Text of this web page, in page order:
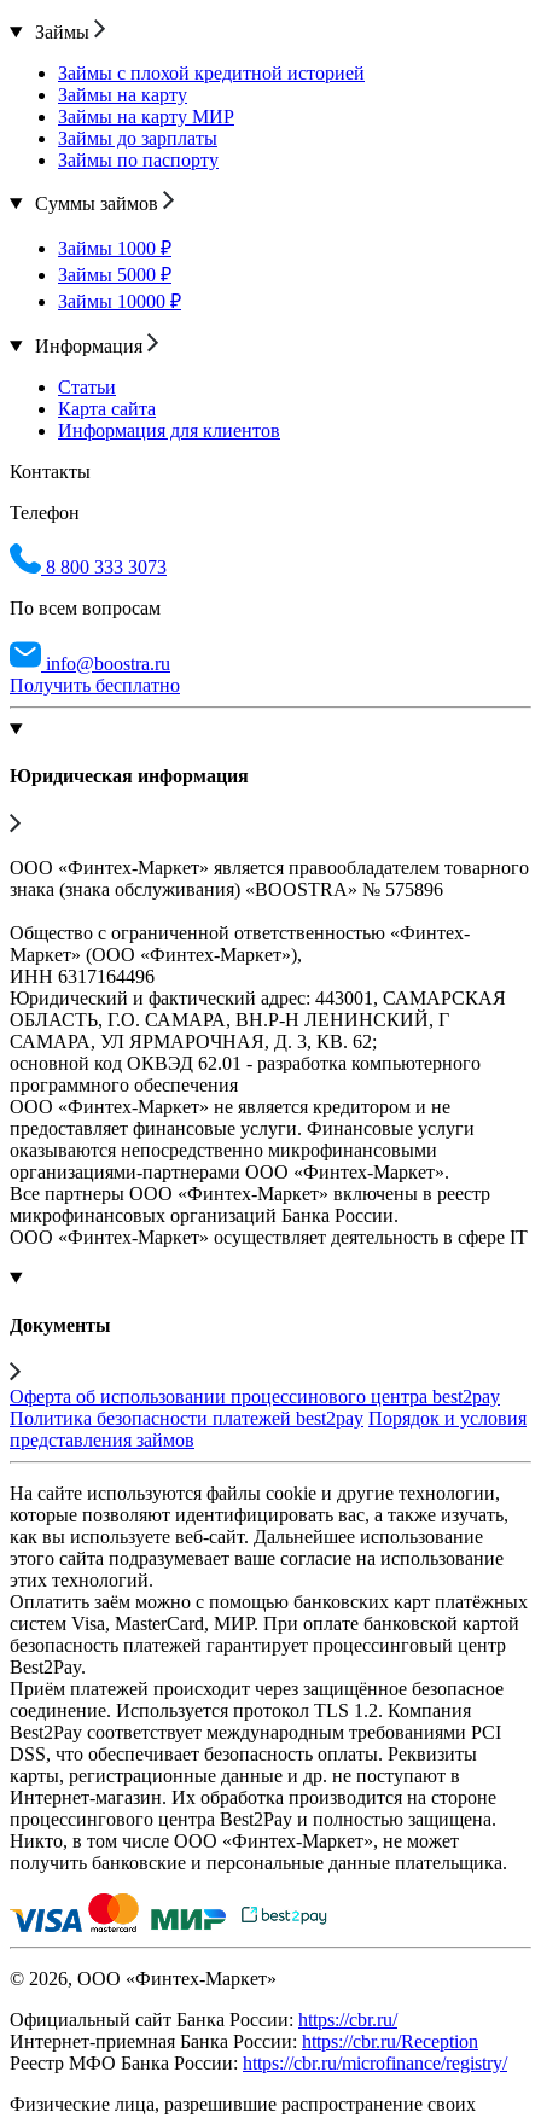
Займы
Займы с плохой кредитной историей
Займы на карту
Займы на карту МИР
Займы до зарплаты
Займы по паспорту
Суммы займов
Займы 1000 ₽
Займы 5000 ₽
Займы 10000 ₽
Информация
Статьи
Карта сайта
Информация для клиентов
Контакты
Телефон
8 800 333 3073
По всем вопросам
info@boostra.ru
Получить бесплатно
Юридическая информация
ООО «Финтех-Маркет» является правообладателем товарного
знака (знака обслуживания) «BOOSTRA» № 575896
Общество с ограниченной ответственностью «Финтех-
Маркет» (ООО «Финтех-Маркет»),
ИНН 6317164496
Юридический и фактический адрес: 443001, САМАРСКАЯ
ОБЛАСТЬ, Г.О. САМАРА, ВН.Р-Н ЛЕНИНСКИЙ, Г
САМАРА, УЛ ЯРМАРОЧНАЯ, Д. 3, КВ. 62;
основной код ОКВЭД 62.01 - разработка компьютерного
программного обеспечения
ООО «Финтех-Маркет» не является кредитором и не
предоставляет финансовые услуги. Финансовые услуги
оказываются непосредственно микрофинансовыми
организациями-партнерами ООО «Финтех-Маркет».
Все партнеры ООО «Финтех-Маркет» включены в реестр
микрофинансовых организаций Банка России.
ООО «Финтех-Маркет» осуществляет деятельность в сфере IT
Документы
Оферта об использовании процессинового центра best2pay
Политика безопасности платежей best2pay Порядок и условия
представления займов
На сайте используются файлы cookie и другие технологии,
которые позволяют идентифицировать вас, а также изучать,
как вы используете веб-сайт. Дальнейшее использование
этого сайта подразумевает ваше согласие на использование
этих технологий.
Оплатить заём можно с помощью банковских карт платёжных
систем Visa, MasterCard, МИР. При оплате банковской картой
безопасность платежей гарантирует процессинговый центр
Best2Pay.
Приём платежей происходит через защищённое безопасное
соединение. Используется протокол TLS 1.2. Компания
Best2Pay соответствует международным требованиями PCI
DSS, что обеспечивает безопасность оплаты. Реквизиты
карты, регистрационные данные и др. не поступают в
Интернет-магазин. Их обработка производится на стороне
процессингового центра Best2Pay и полностью защищена.
Никто, в том числе ООО «Финтех-Маркет», не может
получить банковские и персональные данные плательщика.
© 2026, ООО «Финтех-Маркет»
Официальный сайт Банка России: https://cbr.ru/
Интернет-приемная Банка России: https://cbr.ru/Reception
Реестр МФО Банка России: https://cbr.ru/microfinance/registry/
Физические лица, разрешившие распространение своих